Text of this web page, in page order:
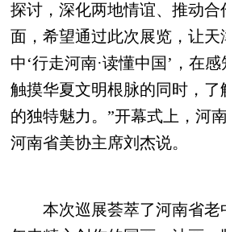
探讨，深化两地情谊、推动合
面，希望通过此次展览，让天
中‘行走河南·读懂中国’，在感
触摸华夏文明根脉的同时，
的独特魅力。”开幕式上，河
河南省美协主席刘杰说。
本次巡展荟萃了河南省老